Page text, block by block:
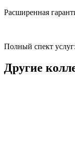
Расширенная
Полный спект
Другие